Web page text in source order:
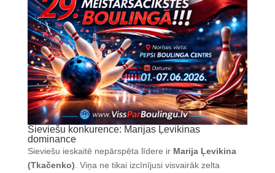
Sieviešu konkurence: Marijas Ļevikinas
dominance
Sieviešu ieskaitē nepārspēta līdere ir Marija Ļevikina
(Tkačenko) Viņa ne tikai izcīnījusi visvairāk zelta